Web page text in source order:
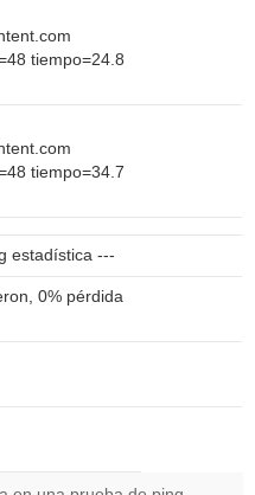
tiempo=24.8
tiempo=34.7
estadística ---
0% pérdida